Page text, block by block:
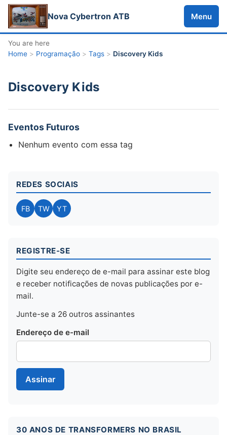
Nova Cybertron ATB Menu
You are here
Home > Programação > Tags > Discovery Kids
Discovery Kids
Eventos Futuros
Nenhum evento com essa tag
REDES SOCIAIS
FB TW YT
REGISTRE-SE
Digite seu endereço de e-mail para assinar este blog
e receber notificações de novas publicações por e-
mail.
Junte-se a 26 outros assinantes
Endereço de e-mail
Assinar
30 ANOS DE TRANSFORMERS NO BRASIL